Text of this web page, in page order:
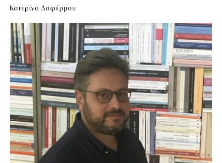
Κατερίνα Δαφέρμου